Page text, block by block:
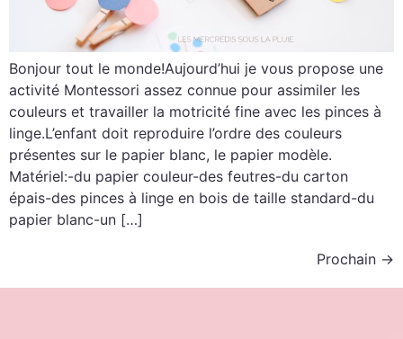
Bonjour tout le monde!Aujourd’hui je vous propose une
activité Montessori assez connue pour assimiler les
couleurs et travailler la motricité fine avec les pinces à
linge.L’enfant doit reproduire l’ordre des couleurs
présentes sur le papier blanc, le papier modèle.
Matériel:-du papier couleur-des feutres-du carton
épais-des pinces à linge en bois de taille standard-du
papier blanc-un […]
Prochain →